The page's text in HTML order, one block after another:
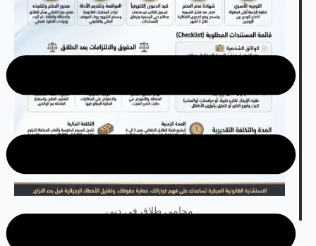
محامي طلاق في دبي